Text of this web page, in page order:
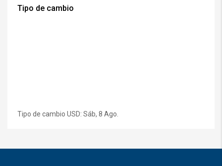
Tipo de cambio
Tipo de cambio USD: Sáb, 8 Ago.